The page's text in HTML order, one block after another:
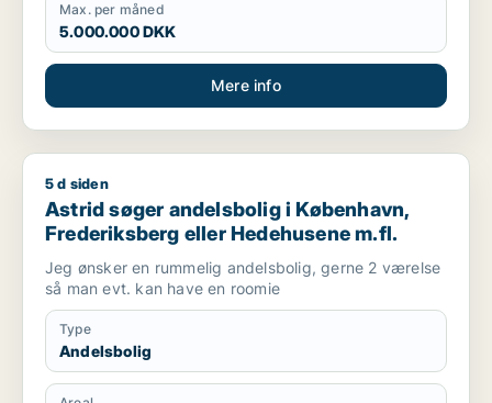
Max. per måned
5.000.000 DKK
Mere info
Astrid søger andelsbolig i København, Frederiksberg eller
5 d siden
Astrid søger andelsbolig i København,
Frederiksberg eller Hedehusene m.fl.
Jeg ønsker en rummelig andelsbolig, gerne 2 værelse
så man evt. kan have en roomie
Type
Andelsbolig